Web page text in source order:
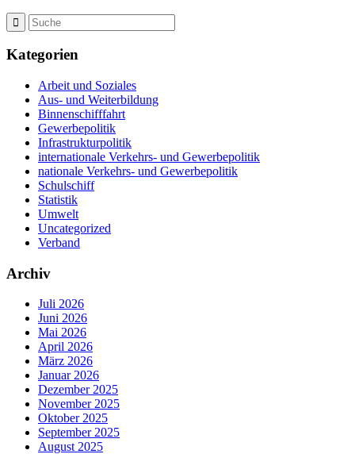
Kategorien
Arbeit und Soziales
Aus- und Weiterbildung
Binnenschifffahrt
Gewerbepolitik
Infrastrukturpolitik
internationale Verkehrs- und Gewerbepolitik
nationale Verkehrs- und Gewerbepolitik
Schulschiff
Statistik
Umwelt
Uncategorized
Verband
Archiv
Juli 2026
Juni 2026
Mai 2026
April 2026
März 2026
Januar 2026
Dezember 2025
November 2025
Oktober 2025
September 2025
August 2025